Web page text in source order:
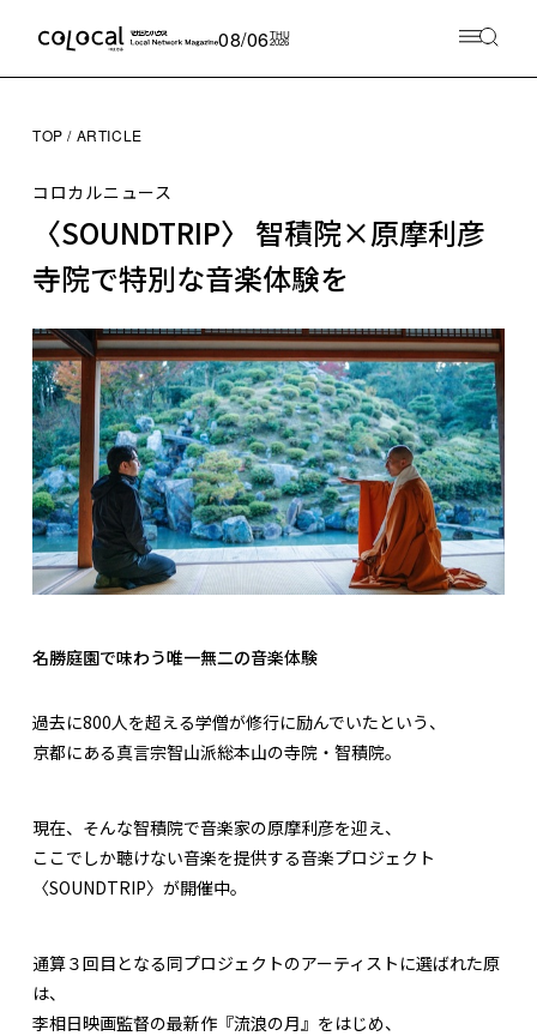
08/06THU
2026
TOP ARTICLE
コロカルニュース
〈SOUNDTRIP〉 智積院×原摩利彦
寺院で特別な音楽体験を
名勝庭園で味わう唯一無二の音楽体験
過去に800人を超える学僧が修行に励んでいたという、
京都にある真言宗智山派総本山の寺院・智積院。
現在、そんな智積院で音楽家の原摩利彦を迎え、
ここでしか聴けない音楽を提供する音楽プロジェクト
〈SOUNDTRIP〉が開催中。
通算３回目となる同プロジェクトのアーティストに選ばれた原
は、
李相日映画監督の最新作『流浪の月』をはじめ、